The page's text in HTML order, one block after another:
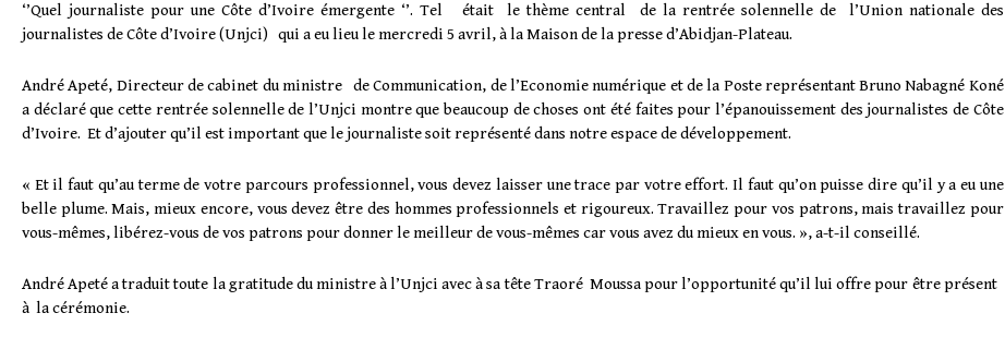
‘’Quel journaliste pour une Côte d’Ivoire émergente ‘’. Tel était le thème central de la rentrée solennelle de l’Union nationale des
journalistes de Côte d’Ivoire (Unjci) qui a eu lieu le mercredi 5 avril, à la Maison de la presse d’Abidjan-Plateau.
André Apeté, Directeur de cabinet du ministre de Communication, de l’Economie numérique et de la Poste représentant Bruno Nabagné Koné
a déclaré que cette rentrée solennelle de l’Unjci montre que beaucoup de choses ont été faites pour l’épanouissement des journalistes de Côte
d’Ivoire. Et d’ajouter qu’il est important que le journaliste soit représenté dans notre espace de développement.
« Et il faut qu’au terme de votre parcours professionnel, vous devez laisser une trace par votre effort. Il faut qu’on puisse dire qu’il y a eu une
belle plume. Mais, mieux encore, vous devez être des hommes professionnels et rigoureux. Travaillez pour vos patrons, mais travaillez pour
vous-mêmes, libérez-vous de vos patrons pour donner le meilleur de vous-mêmes car vous avez du mieux en vous. », a-t-il conseillé.
André Apeté a traduit toute la gratitude du ministre à l’Unjci avec à sa tête Traoré Moussa pour l’opportunité qu’il lui offre pour être présent
à la cérémonie.